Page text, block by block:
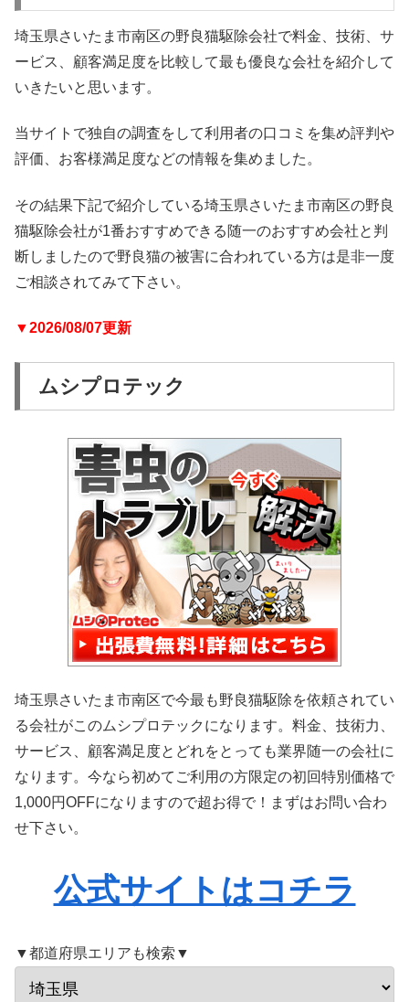
埼玉県さいたま市南区の野良猫駆除会社で料金、技術、サ
ービス、顧客満足度を比較して最も優良な会社を紹介して
いきたいと思います。
当サイトで独自の調査をして利用者の口コミを集め評判や
評価、お客様満足度などの情報を集めました。
その結果下記で紹介している埼玉県さいたま市南区の野良
猫駆除会社が1番おすすめできる随一のおすすめ会社と判
断しましたので野良猫の被害に合われている方は是非一度
ご相談されてみて下さい。
▼2026/08/07更新
ムシプロテック
埼玉県さいたま市南区で今最も野良猫駆除を依頼されてい
る会社がこのムシプロテックになります。料金、技術力、
サービス、顧客満足度とどれをとっても業界随一の会社に
なります。今なら初めてご利用の方限定の初回特別価格で
1,000円OFFになりますので超お得で！まずはお問い合わ
せ下さい。
公式サイトはコチラ
▼都道府県エリアも検索▼